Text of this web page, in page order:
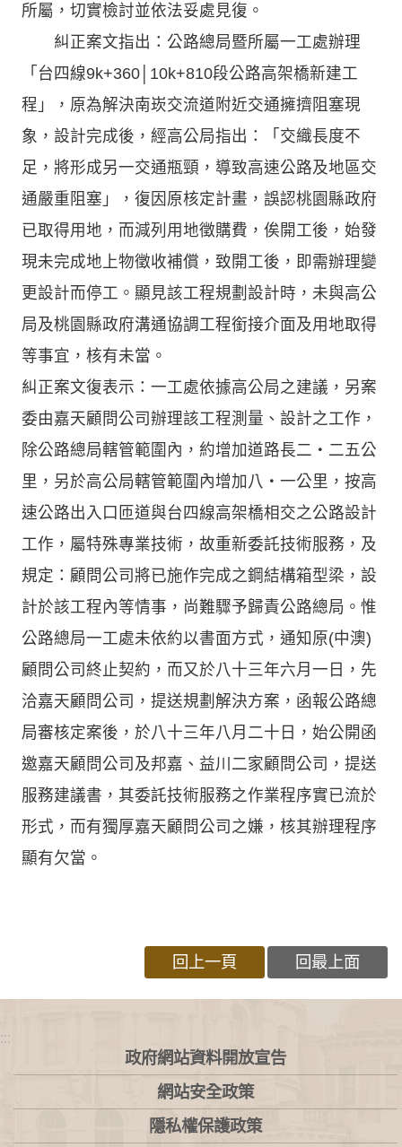
所屬，切實檢討並依法妥處見復。
糾正案文指出：公路總局暨所屬一工處辦理
「台四線9k+360│10k+810段公路高架橋新建工
程」，原為解決南崁交流道附近交通擁擠阻塞現
象，設計完成後，經高公局指出：「交織長度不
足，將形成另一交通瓶頸，導致高速公路及地區交
通嚴重阻塞」，復因原核定計畫，誤認桃園縣政府
已取得用地，而減列用地徵購費，俟開工後，始發
現未完成地上物徵收補償，致開工後，即需辦理變
更設計而停工。顯見該工程規劃設計時，未與高公
局及桃園縣政府溝通協調工程銜接介面及用地取得
等事宜，核有未當。
糾正案文復表示：一工處依據高公局之建議，另案
委由嘉天顧問公司辦理該工程測量、設計之工作，
除公路總局轄管範圍內，約增加道路長二‧二五公
里，另於高公局轄管範圍內增加八‧一公里，按高
速公路出入口匝道與台四線高架橋相交之公路設計
工作，屬特殊專業技術，故重新委託技術服務，及
規定：顧問公司將已施作完成之鋼結構箱型梁，設
計於該工程內等情事，尚難驟予歸責公路總局。惟
公路總局一工處未依約以書面方式，通知原(中澳)
顧問公司終止契約，而又於八十三年六月一日，先
洽嘉天顧問公司，提送規劃解決方案，函報公路總
局審核定案後，於八十三年八月二十日，始公開函
邀嘉天顧問公司及邦嘉、益川二家顧問公司，提送
服務建議書，其委託技術服務之作業程序實已流於
形式，而有獨厚嘉天顧問公司之嫌，核其辦理程序
顯有欠當。
回上一頁 回最上面
:::
政府網站資料開放宣告
網站安全政策
隱私權保護政策